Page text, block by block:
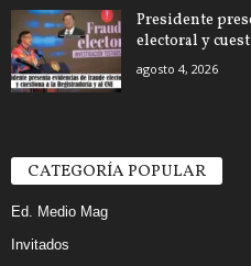
Presidente
electoral y
agosto 4, 2026
CATEGORÍA POPULAR
Ed. Medio Mag
Invitados